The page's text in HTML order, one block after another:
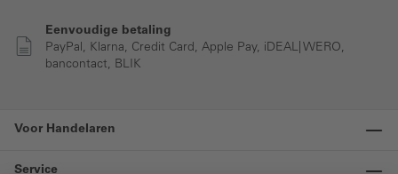
Eenvoudige betaling
PayPal, Klarna, Credit Card, Apple Pay, iDEAL| WERO,
bancontact, BLIK
Voor Handelaren
Service